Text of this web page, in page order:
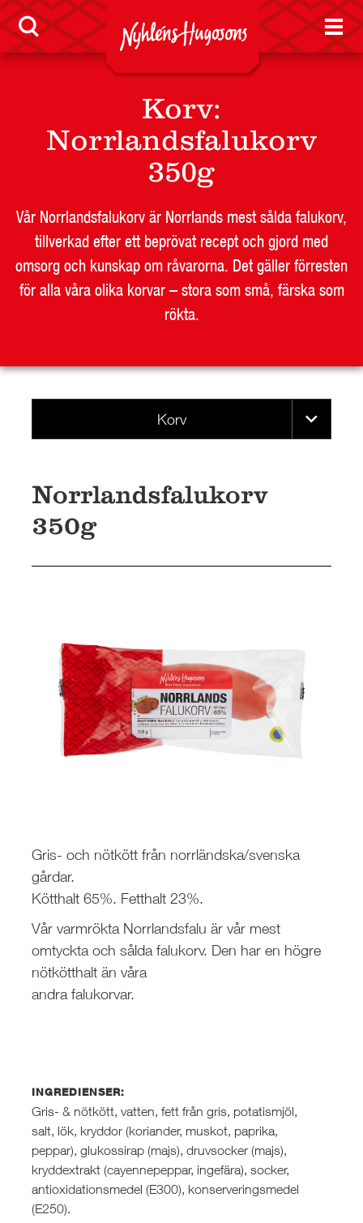
Korv:
Norrlandsfalukorv
350g
Vår Norrlandsfalukorv är Norrlands mest sålda falukorv,
tillverkad efter ett beprövat recept och gjord med
omsorg och kunskap om råvarorna. Det gäller förresten
för alla våra olika korvar – stora som små, färska som
rökta.
Korv
Norrlandsfalukorv
350g
Gris- och nötkött från norrländska/svenska
gårdar.
Kötthalt 65%. Fetthalt 23%.
Vår varmrökta Norrlandsfalu är vår mest
omtyckta och sålda falukorv. Den har en högre
nötkötthalt än våra
andra falukorvar.
INGREDIENSER:
Gris- & nötkött, vatten, fett från gris, potatismjöl,
salt, lök, kryddor (koriander, muskot, paprika,
peppar), glukossirap (majs), druvsocker (majs),
kryddextrakt (cayennepeppar, ingefära), socker,
antioxidationsmedel (E300), konserveringsmedel
(E250).